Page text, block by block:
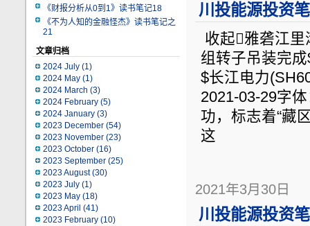
《财报分析从0到1》读书笔记18
《不为人知的金融怪杰》读书笔记之
21
文章归档
2024 July (1)
2024 May (1)
2024 March (3)
2024 February (5)
2024 January (3)
2023 December (54)
2023 November (23)
2023 October (16)
2023 September (25)
2023 August(30)
2023 July (1)
2023 May (18)
2023 April (41)
2023 February (10)
川投能源投资
收起雅砻江里
组转子吊装完
$长江电力
2021-03-29字
功，标志着“藏
这
2021年3月30日
川投能源投资